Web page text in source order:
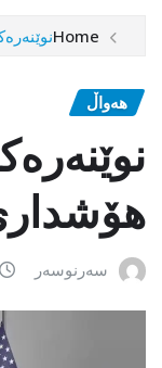
Home
هەواڵ
سەرنوسەر